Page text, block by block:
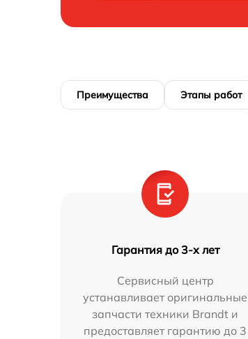
Преимущества Этапы работ
Гарантия до 3-х лет
Сервисный центр
устанавливает оригинальные
запчасти техники Brandt и
предоставляет гарантию до 3